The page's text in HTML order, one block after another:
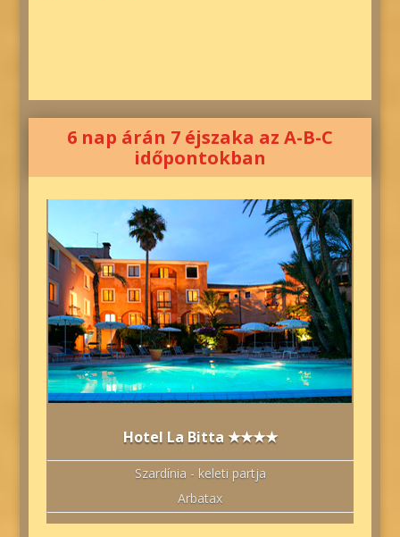
6 nap árán 7 éjszaka az A-B-C
időpontokban
Hotel La Bitta ★★★★
Szardínia - keleti partja
Arbatax